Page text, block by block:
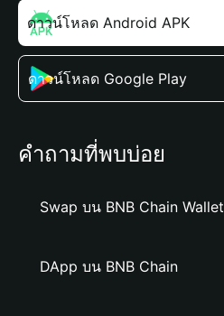
ดาวน์โหลด Android APK
ดาวน์โหลด Google Play
คำถามที่พบบ่อย
Swap บน BNB Chain Wallet
DApp บน BNB Chain